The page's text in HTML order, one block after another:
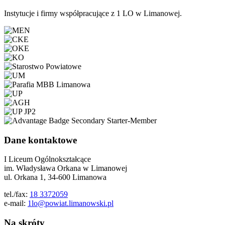
Instytucje i firmy współpracujące z 1 LO w Limanowej.
Dane kontaktowe
I Liceum Ogólnokształcące
im. Władysława Orkana w Limanowej
ul. Orkana 1, 34-600 Limanowa
tel./fax: 18 3372059
e-mail: 1lo@powiat.limanowski.pl
Na skróty